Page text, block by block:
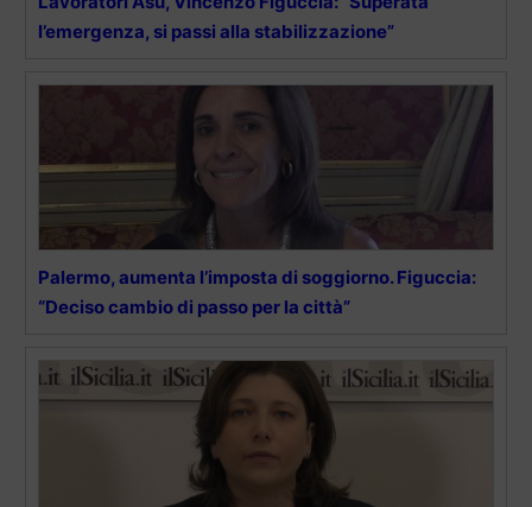
l’emergenza, si passi alla stabilizzazione”
Palermo, aumenta l’imposta di soggiorno. Figuccia:
“Deciso cambio di passo per la città”